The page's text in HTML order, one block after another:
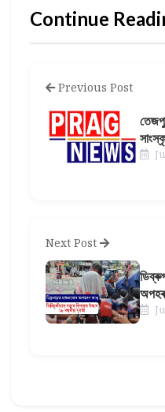
Continue
Previous Post
Next Post